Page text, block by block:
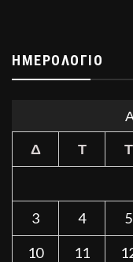
ΗΜΕΡΟΛΌΓΙΟ
Δ
Τ Τ
3
4 5
10
11